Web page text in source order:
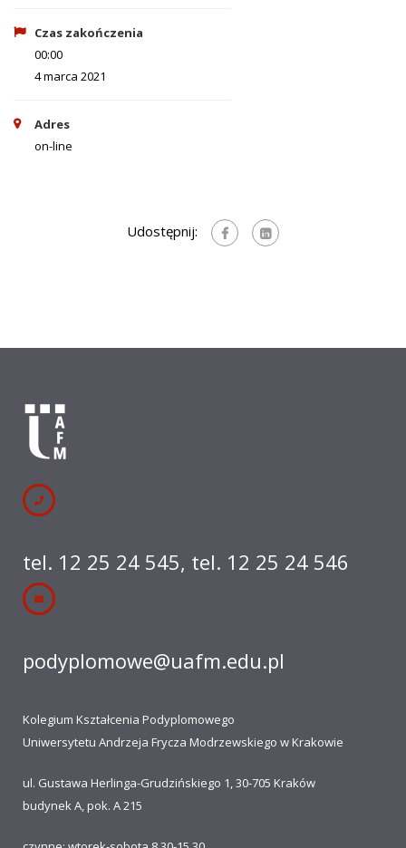
Czas zakończenia
00:00
4 marca 2021
Adres
on-line
Udostępnij:
tel. 12 25 24 545, tel. 12 25 24 546
podyplomowe@uafm.edu.pl
Kolegium Kształcenia Podyplomowego
Uniwersytetu Andrzeja Frycza Modrzewskiego w Krakowie
ul. Gustawa Herlinga-Grudzińskiego 1, 30-705 Kraków
budynek A, pok. A 215